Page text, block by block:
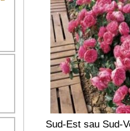
Sud-Est sau Sud-